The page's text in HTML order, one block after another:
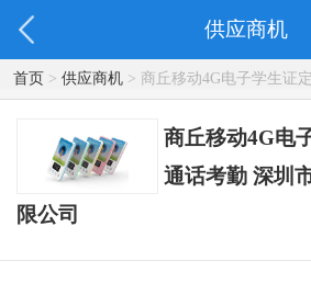
供应商机
首页> 供应商机> 商丘移动4G电子学生证
巨欣通讯技术有限公司
商丘移动4G电
通话考勤 深圳
限公司